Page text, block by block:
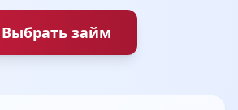
Выбрать займ